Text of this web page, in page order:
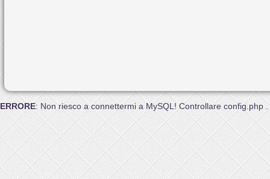
ERRORE: Non riesco a connettermi a MySQL! Controllare config.php .